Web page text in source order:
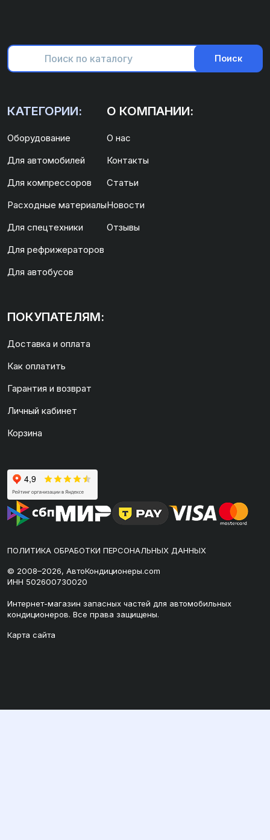
Поиск
КАТЕГОРИИ:
Оборудование
Для автомобилей
Для компрессоров
Расходные материалы
Для спецтехники
Для рефрижераторов
Для автобусов
О КОМПАНИИ:
О нас
Контакты
Статьи
Новости
Отзывы
ПОКУПАТЕЛЯМ:
Доставка и оплата
Как оплатить
Гарантия и возврат
Личный кабинет
Корзина
ПОЛИТИКА ОБРАБОТКИ ПЕРСОНАЛЬНЫХ ДАННЫХ
© 2008–2026, АвтоКондиционеры.com
ИНН 502600730020
Интернет-магазин запасных частей для автомобильных
кондиционеров. Все права защищены.
Карта сайта